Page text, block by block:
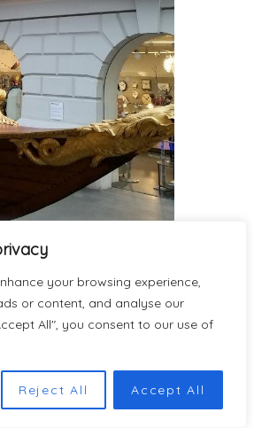
your browsing experience,
or content, and analyse our
All", you consent to our use of
Reject All Accept All